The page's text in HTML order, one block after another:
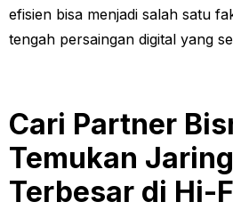
efisien bisa menjadi salah satu
tengah persaingan digital yang
Cari Partner
Temukan
Terbesar di Hi-